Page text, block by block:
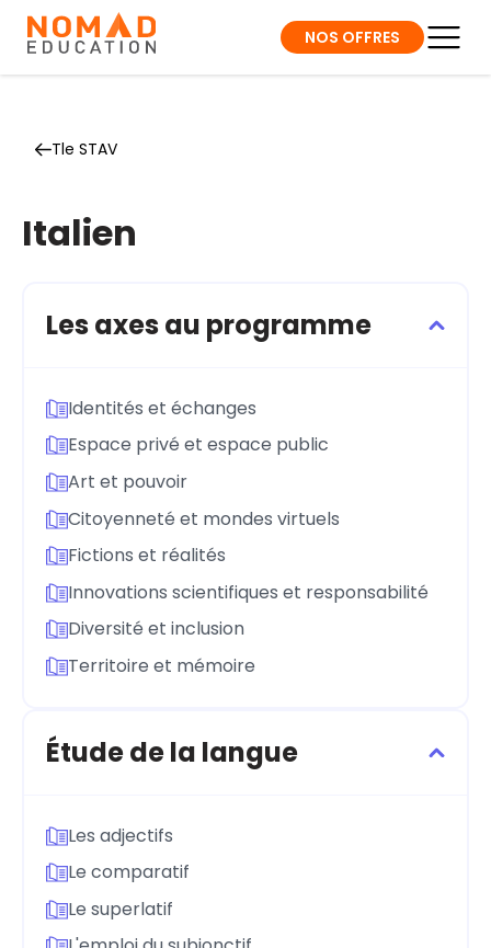
NOS OFFRES
Tle STAV
Italien
Les axes au programme
Identités et échanges
Espace privé et espace public
Art et pouvoir
Citoyenneté et mondes virtuels
Fictions et réalités
Innovations scientifiques et responsabilité
Diversité et inclusion
Territoire et mémoire
Étude de la langue
Les adjectifs
Le comparatif
Le superlatif